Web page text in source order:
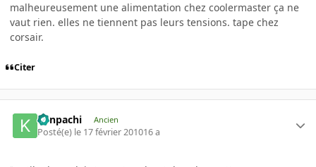
malheureusement une alimentation chez coolermaster ça ne
vaut rien. elles ne tiennent pas leurs tensions. tape chez
corsair.
Citer
Kenpachi Ancien
Posté(e) le 17 février 201016 a